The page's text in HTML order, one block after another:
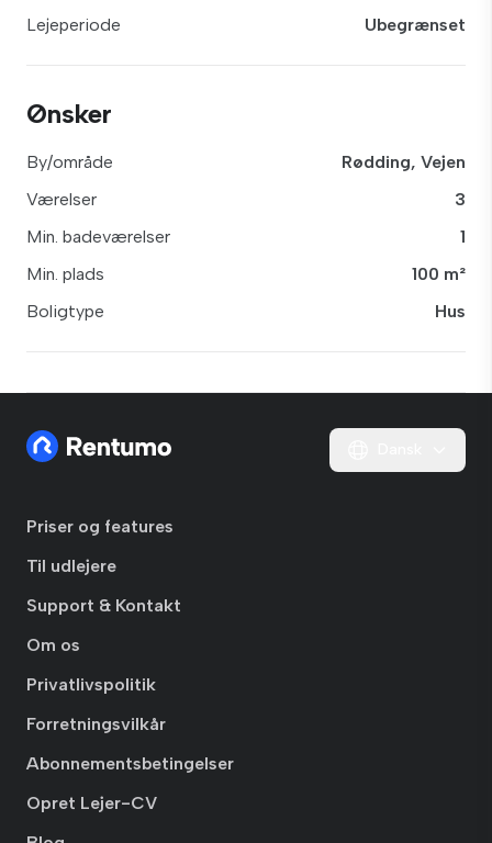
Lejeperiode
Ubegrænset
Ønsker
By/område
Rødding, Vejen
Værelser
3
Min. badeværelser
1
Min. plads
100 m²
Boligtype
Hus
Priser og features
Til udlejere
Support & Kontakt
Om os
Privatlivspolitik
Forretningsvilkår
Abonnementsbetingelser
Opret Lejer-CV